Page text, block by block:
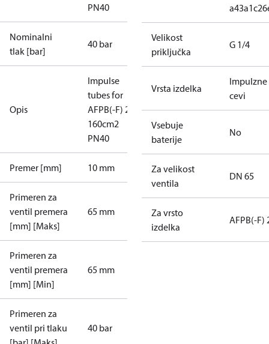
PN40
Nominalni
tlak [bar]
40 bar
Opis
Impulse
tubes for
AFPB(-F) 2
160cm2
PN40
Premer [mm] 10 mm
Primeren za
ventil premera
[mm] [Maks]
65 mm
Primeren za
ventil premera
[mm] [Min]
65 mm
Primeren za
ventil pri tlaku
40 bar
Velikost
priključka
G 1/4
Vrsta izdelka
Impulzne
cevi
Vsebuje
baterije
No
Za velikost
ventila
DN 65
Za vrsto
izdelka
AFPB(-F)